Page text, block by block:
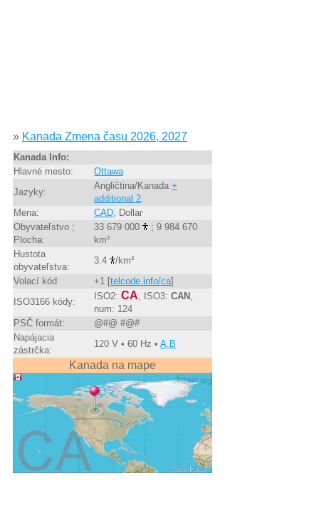
» Kanada Zmena času 2026, 2027
Kanada Info:
Hlavné mesto:
Ottawa
Jazyky:
Angličtina/Kanada +
additional 2.
Mena:
CAD, Dollar
Obyvateľstvo ;
Plocha:
33 679 000
; 9 984 670
km²
Hustota
obyvateľstva:
3.4
/km²
Volací kód
+1 [telcode.info/ca]
ISO3166 kódy:
ISO2: CA , ISO3: CAN,
num: 124
PSČ formát:
@#@ #@#
Napájacia
zástrčka:
120 V • 60 Hz • A,B
Kanada na mape